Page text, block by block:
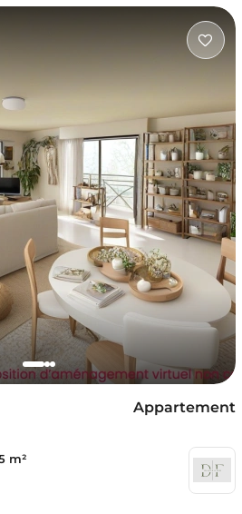
Appartement
m²